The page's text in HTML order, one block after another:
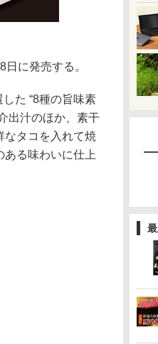
に発売する。
た “8種の旨味素
出汁のほか、素干
なタコを入れて焼
ある味わいに仕上